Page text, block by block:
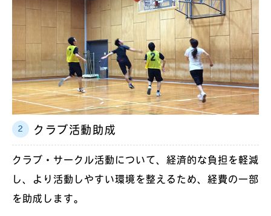
クラブ活動助成
クラブ・サークル活動について、経済的な負担を軽減
し、より活動しやすい環境を整えるため、経費の一部
を助成します。